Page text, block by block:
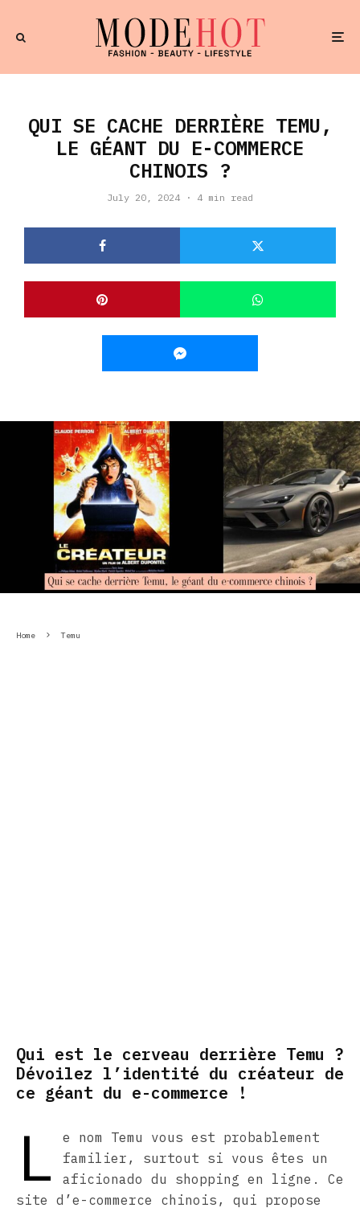
QUI SE CACHE DERRIÈRE TEMU,
LE GÉANT DU E-COMMERCE
CHINOIS ?
July 20, 2024 · 4 min read
Home Temu
Qui est le cerveau derrière Temu ?
Dévoilez l’identité du créateur de
ce géant du e-commerce !
L
e nom Temu vous est probablement
familier, surtout si vous êtes un
aficionado du shopping en ligne. Ce
site d’e-commerce chinois, qui propose